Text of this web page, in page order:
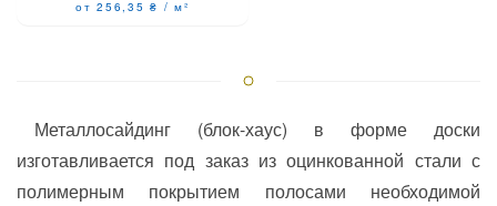
от 256,35₴ / м²
Металлосайдинг (блок-хаус) в форме доски
изготавливается под заказ из оцинкованной стали с
полимерным покрытием полосами необходимой